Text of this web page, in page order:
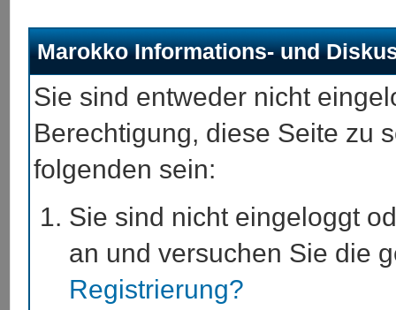
Marokko Informations- und
Sie sind entweder nicht
Berechtigung, diese Seite zu
folgenden sein:
Sie sind nicht eingeloggt
an und versuchen Sie die
Registrierung?